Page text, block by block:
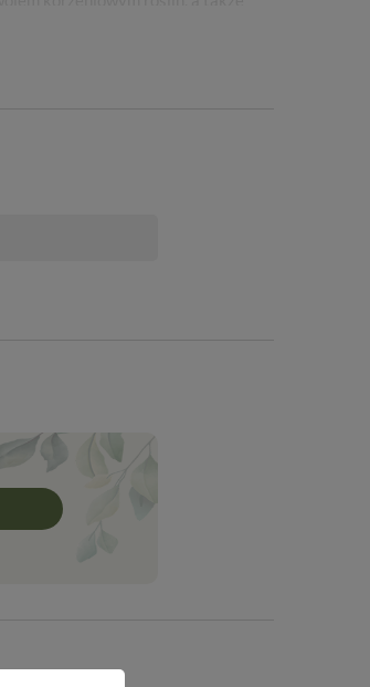
a materiał z którego jest